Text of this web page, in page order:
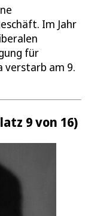
Im Jahr
für
verstarb am 9.
9 von 16)